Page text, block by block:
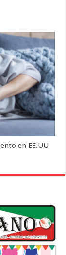
en EE.UU